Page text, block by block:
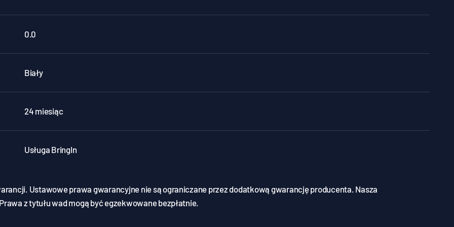
0.0
Biały
24 miesiąc
Usługa BringIn
Ustawowe prawa gwarancyjne nie są ograniczane przez dodatkową gwarancję producenta. Nasza
z tytułu wad mogą być egzekwowane bezpłatnie.